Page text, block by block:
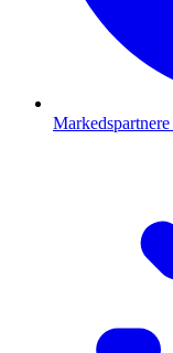
Markedspartnere